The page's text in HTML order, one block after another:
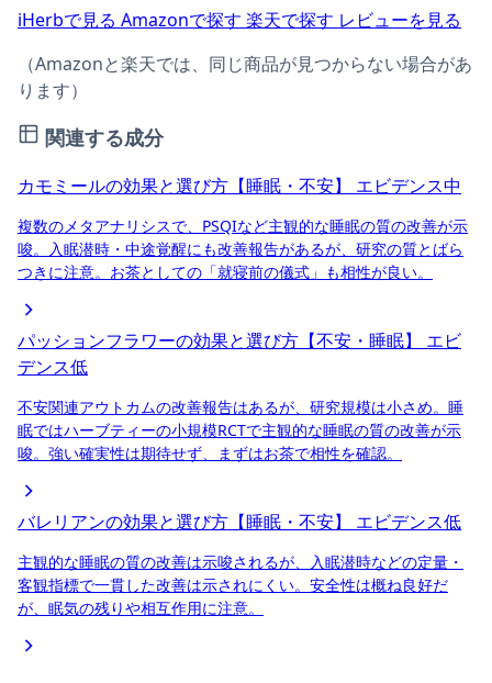
iHerbで見る Amazonで探す 楽天で探す レビューを見る
（Amazonと楽天では、同じ商品が見つからない場合があ
ります）
関連する成分
カモミールの効果と選び方【睡眠・不安】 エビデンス中
複数のメタアナリシスで、PSQIなど主観的な睡眠の質の改善が示
唆。入眠潜時・中途覚醒にも改善報告があるが、研究の質とばら
つきに注意。お茶としての「就寝前の儀式」も相性が良い。
パッションフラワーの効果と選び方【不安・睡眠】
エビ
デンス低
不安関連アウトカムの改善報告はあるが、研究規模は小さめ。睡
眠ではハーブティーの小規模RCTで主観的な睡眠の質の改善が示
唆。強い確実性は期待せず、まずはお茶で相性を確認。
バレリアンの効果と選び方【睡眠・不安】 エビデンス低
主観的な睡眠の質の改善は示唆されるが、入眠潜時などの定量・
客観指標で一貫した改善は示されにくい。安全性は概ね良好だ
が、眠気の残りや相互作用に注意。